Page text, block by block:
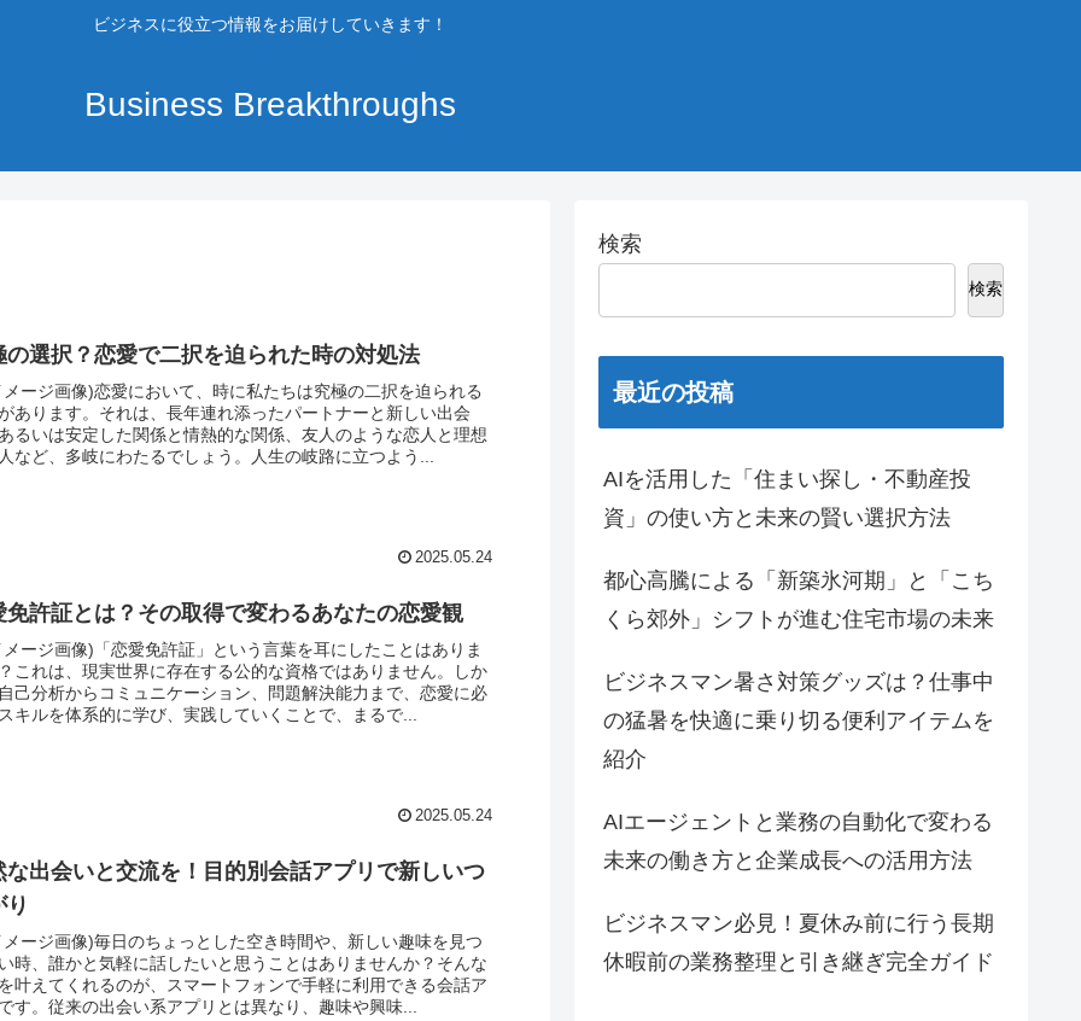
ビジネスに役立つ情報をお届けしていきます！
Business Breakthroughs
の選択？恋愛で二択を迫られた時の対処法
ージ画像)恋愛において、時に私たちは究極の二択を迫られる
あります。それは、長年連れ添ったパートナーと新しい出会
るいは安定した関係と情熱的な関係、友人のような恋人と理想
など、多岐にわたるでしょう。人生の岐路に立つよう...
2025.05.24
免許証とは？その取得で変わるあなたの恋愛観
ージ画像)「恋愛免許証」という言葉を耳にしたことはありま
これは、現実世界に存在する公的な資格ではありません。しか
己分析からコミュニケーション、問題解決能力まで、恋愛に必
キルを体系的に学び、実践していくことで、まるで...
2025.05.24
な出会いと交流を！目的別会話アプリで新しいつ
り
ージ画像)毎日のちょっとした空き時間や、新しい趣味を見つ
時、誰かと気軽に話したいと思うことはありませんか？そんな
叶えてくれるのが、スマートフォンで手軽に利用できる会話ア
す。従来の出会い系アプリとは異なり、趣味や興味...
検索
検索
最近の投稿
AIを活用した「住まい探し・不動産投
資」の使い方と未来の賢い選択方法
都心高騰による「新築氷河期」と「こち
くら郊外」シフトが進む住宅市場の未来
ビジネスマン暑さ対策グッズは？仕事中
の猛暑を快適に乗り切る便利アイテムを
紹介
AIエージェントと業務の自動化で変わる
未来の働き方と企業成長への活用方法
ビジネスマン必見！夏休み前に行う長期
休暇前の業務整理と引き継ぎ完全ガイド